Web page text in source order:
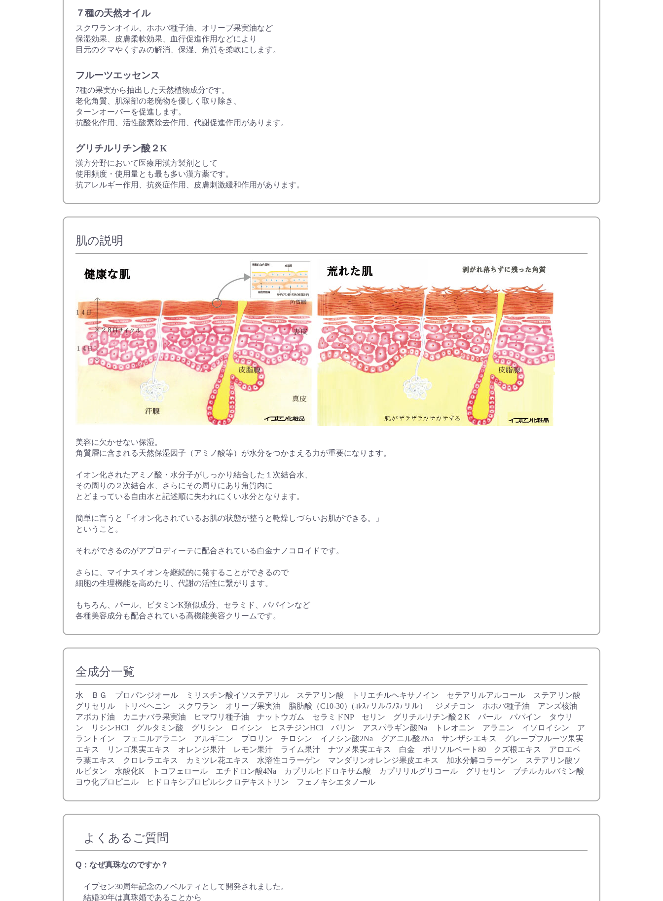
７種の天然オイル
スクワランオイル、ホホバ種子油、オリーブ果実油など
保湿効果、皮膚柔軟効果、血行促進作用などにより
目元のクマやくすみの解消、保湿、角質を柔軟にします。
フルーツエッセンス
7種の果実から抽出した天然植物成分です。
老化角質、肌深部の老廃物を優しく取り除き、
ターンオーバーを促進します。
抗酸化作用、活性酸素除去作用、代謝促進作用があります。
グリチルリチン酸２K
漢方分野において医療用漢方製剤として
使用頻度・使用量とも最も多い漢方薬です。
抗アレルギー作用、抗炎症作用、皮膚刺激緩和作用があります。
肌の説明
美容に欠かせない保湿。
角質層に含まれる天然保湿因子（アミノ酸等）が水分をつかまえる力が重要になります。
イオン化されたアミノ酸・水分子がしっかり結合した１次結合水、
その周りの２次結合水、さらにその周りにあり角質内に
とどまっている自由水と記述順に失われにくい水分となります。
簡単に言うと「イオン化されているお肌の状態が整うと乾燥しづらいお肌ができる。」
ということ。
それができるのがアプロディーテに配合されている白金ナノコロイドです。
さらに、マイナスイオンを継続的に発することができるので
細胞の生理機能を高めたり、代謝の活性に繋がります。
もちろん、パール、ビタミンK類似成分、セラミド、パパインなど
各種美容成分も配合されている高機能美容クリームです。
全成分一覧
水 ＢＧ プロパンジオール ミリスチン酸イソステアリル ステアリン酸 トリエチルヘキサノイン セテアリルアルコール ステアリン酸
グリセリル トリベヘニン スクワラン オリーブ果実油 脂肪酸（C10‐30）(ｺﾚｽﾃリル/ﾗﾉｽﾃリル） ジメチコン ホホバ種子油 アンズ核油
アボカド油 カニナバラ果実油 ヒマワリ種子油 ナットウガム セラミドNP セリン グリチルリチン酸２K パール パパイン タウリ
ン リシンHCl グルタミン酸 グリシン ロイシン ヒスチジンHCl バリン アスパラギン酸Na トレオニン アラニン イソロイシン ア
ラントイン フェニルアラニン アルギニン プロリン チロシン イノシン酸2Na グアニル酸2Na サンザシエキス グレープフルーツ果実
エキス リンゴ果実エキス オレンジ果汁 レモン果汁 ライム果汁 ナツメ果実エキス 白金 ポリソルベート80 クズ根エキス アロエベ
ラ葉エキス クロレラエキス カミツレ花エキス 水溶性コラーゲン マンダリンオレンジ果皮エキス 加水分解コラーゲン ステアリン酸ソ
ルビタン 水酸化K トコフェロール エチドロン酸4Na カプリルヒドロキサム酸 カプリリルグリコール グリセリン ブチルカルバミン酸
ヨウ化プロピニル ヒドロキシプロピルシクロデキストリン フェノキシエタノール
よくあるご質問
Q：なぜ真珠なのですか？
イプセン30周年記念のノベルティとして開発されました。
結婚30年は真珠婚であることから